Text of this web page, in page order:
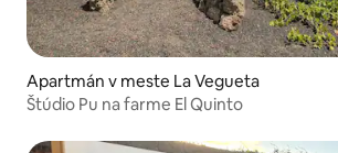
Apartmán v meste La Vegueta
Štúdio Pu na farme El Quinto